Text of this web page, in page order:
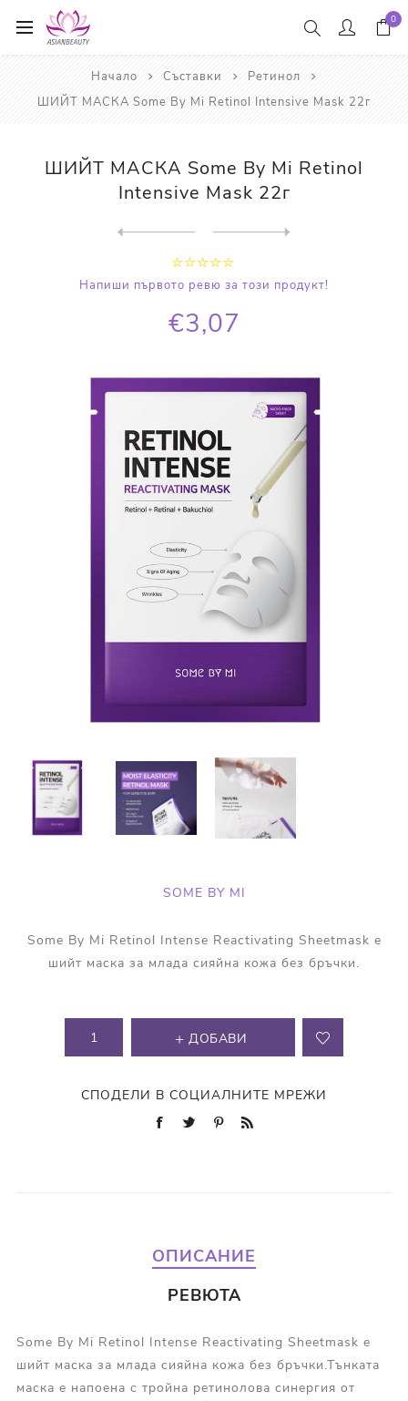
0
Начало Съставки
Ретинол
ШИЙТ МАСКА Some By Mi Retinol Intensive Mask 22г
ШИЙТ МАСКА Some By Mi Retinol
Intensive Mask 22г
Напиши първото ревю за този продукт!
€3,07
SOME BY MI
Some By Mi Retinol Intense Reactivating Sheetmask е
шийт маска за млада сияйна кожа без бръчки.
ДОБАВИ
СПОДЕЛИ В СОЦИАЛНИТЕ МРЕЖИ
ОПИСАНИЕ
РЕВЮТА
Some By Mi Retinol Intense Reactivating Sheetmask е
шийт маска за млада сияйна кожа без бръчки.Тънката
маска е напоена с тройна ретинолова синергия от